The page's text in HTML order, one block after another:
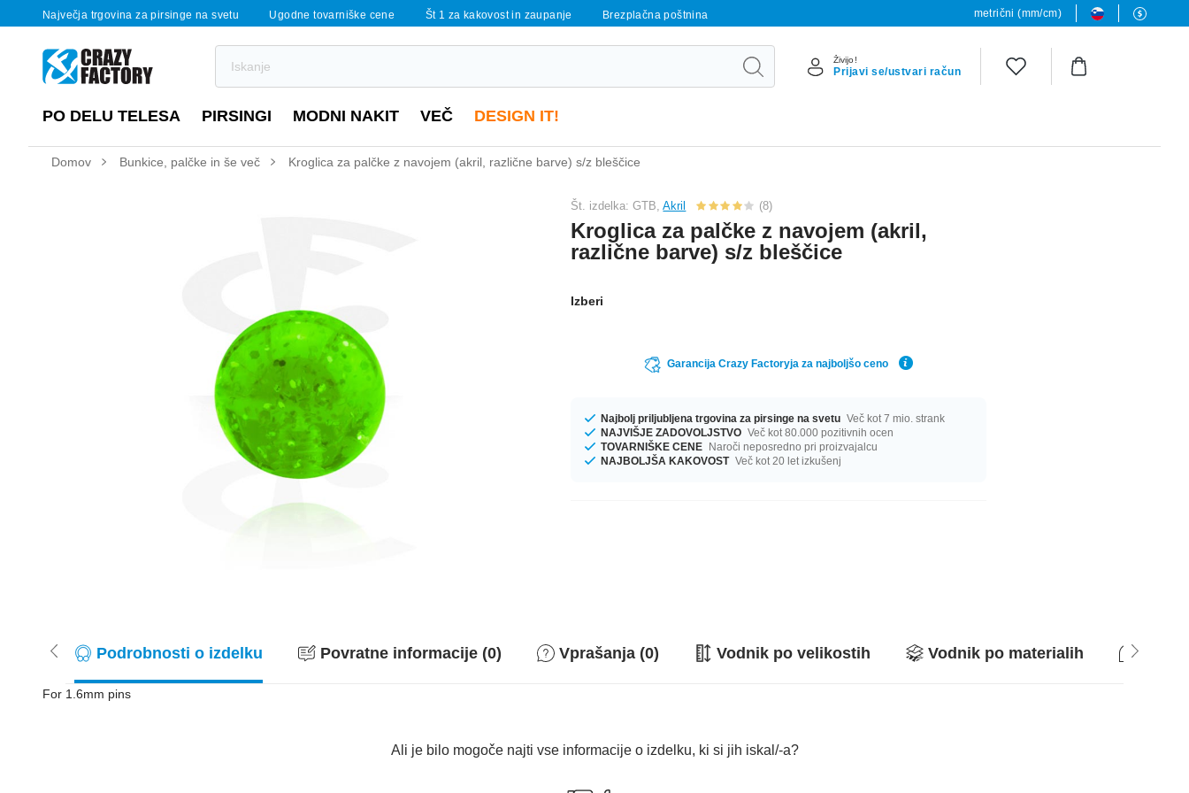
Največja trgovina za pirsinge na svetu Ugodne tovarniške cene Št 1 za kakovost in zaupanje Brezplačna poštnina metrični (mm/cm)
Živijo!
Prijavi se/ustvari račun
PO DELU TELESA PIRSINGI MODNI NAKIT VEČ DESIGN IT!
Domov Bunkice, palčke in še več Kroglica za palčke z navojem (akril, različne barve) s/z bleščice
Št. izdelka: GTB,Akril (8)
Kroglica za palčke z navojem (akril,
različne barve) s/z bleščice
Izberi
Garancija Crazy Factoryja za najboljšo ceno
Najbolj priljubljena trgovina za pirsinge na svetu Več kot 7 mio. strank
NAJVIŠJE ZADOVOLJSTVO Več kot 80.000 pozitivnih ocen
TOVARNIŠKE CENE Naroči neposredno pri proizvajalcu
NAJBOLJŠA KAKOVOST Več kot 20 let izkušenj
Podrobnosti o izdelku Povratne informacije (0) Vprašanja (0) Vodnik po velikostih Vodnik po materialih
For 1.6mm pins
Ali je bilo mogoče najti vse informacije o izdelku, ki si jih iskal/-a?